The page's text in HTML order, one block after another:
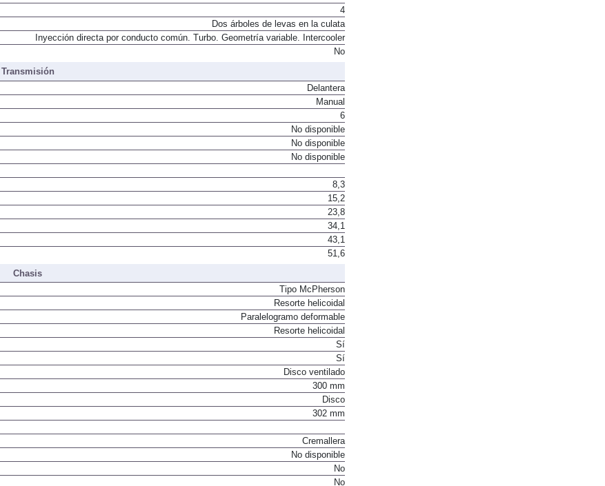
4
Dos árboles de levas en la culata
Inyección directa por conducto común. Turbo. Geometría variable. Intercooler
Transmisión
Delantera
Manual
6
No disponible
No disponible
8,3
15,2
23,8
34,1
43,1
Chasis
Tipo McPherson
Resorte helicoidal
Paralelogramo deformable
Resorte helicoidal
Sí
Sí
Disco ventilado
300 mm
Disco
Cremallera
No disponible
No